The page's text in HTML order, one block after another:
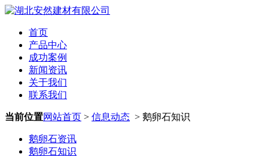
首页
产品中心
成功案例
新闻资讯
关于我们
联系我们
当前位置网站首页 > 信息动态 > 鹅卵石知识
鹅卵石资讯
鹅卵石知识